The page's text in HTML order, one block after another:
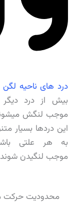
درد های ناحیه
بیش از درد
موجب لنگش
این دردها بسیار
به هر علتی
موجب لنگیدن شوند
محدودیت